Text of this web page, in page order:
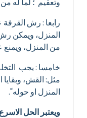
وتعقيم ؛ لما له
رابعا : رش
المنزل، ويمكن
من المنزل، ويمنع
خامسا : يجب
مثل: القش،
المنزل او حوله ً.
ويعتبر الحل